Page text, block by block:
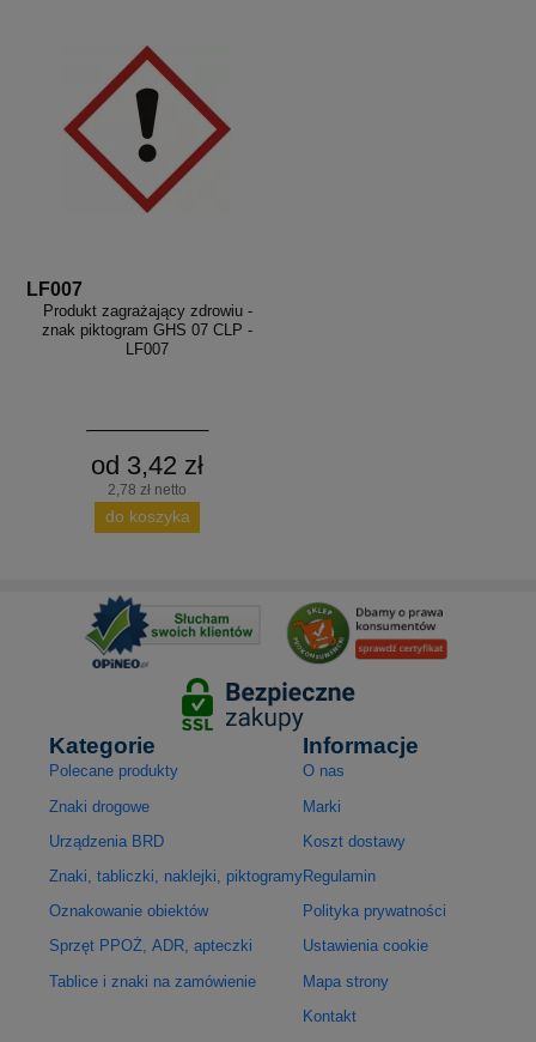
LF007
Produkt zagrażający zdrowiu -
znak piktogram GHS 07 CLP -
LF007
od 3,42 zł
2,78 zł netto
do koszyka
Kategorie
Polecane produkty
Znaki drogowe
Urządzenia BRD
Znaki, tabliczki, naklejki, piktogramy
Oznakowanie obiektów
Sprzęt PPOŻ, ADR, apteczki
Tablice i znaki na zamówienie
Informacje
O nas
Marki
Koszt dostawy
Regulamin
Polityka prywatności
Ustawienia cookie
Mapa strony
Kontakt